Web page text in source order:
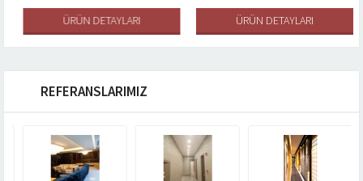
ÜRÜN DETAYLARI ÜRÜN DETAYLARI
REFERANSLARIMIZ